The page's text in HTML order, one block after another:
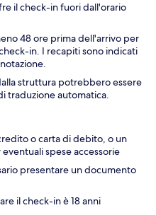
il check-in fuori dall'orario
48 ore prima dell'arrivo per
in. I recapiti sono indicati
struttura potrebbero essere
traduzione automatica.
o carta di debito, o un
spese accessorie
presentare un documento
il check-in è 18 anni